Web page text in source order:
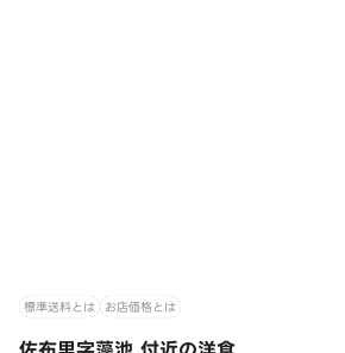
標準送料とは お店価格とは